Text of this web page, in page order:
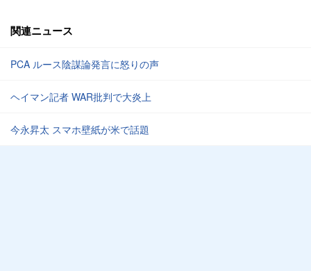
関連ニュース
PCA ルース陰謀論発言に怒りの声
ヘイマン記者 WAR批判で大炎上
今永昇太 スマホ壁紙が米で話題